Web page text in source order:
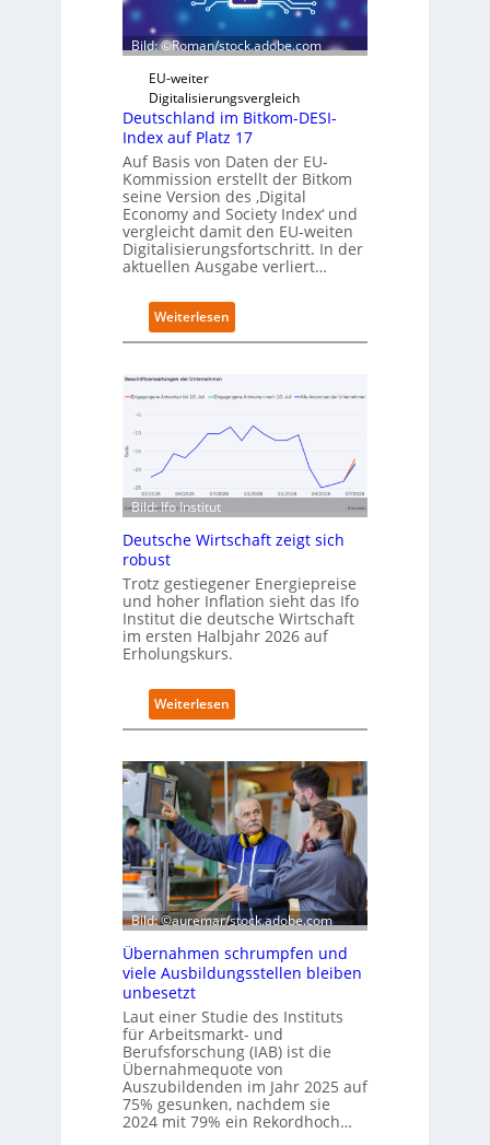
e
r
z
i
t
s
e
r
ö
f
f
n
e
n
e
u
C
a
m
s
Bild: ©Roman/stock.adobe.com
EU-weiter
Digitalisierungsvergleich
Deutschland im Bitkom-DESI-
Index auf Platz 17
Auf Basis von Daten der EU-
Kommission erstellt der Bitkom
seine Version des ‚Digital
Economy and Society Index‘ und
vergleicht damit den EU-weiten
Digitalisierungsfortschritt. In der
aktuellen Ausgabe verliert…
Weiterlesen:
D
t
c
a
i
B
i
t
k
m
-
D
S
I
-
I
n
d
e
x
a
f
P
a
t
z
1
Bild: Ifo Institut
Deutsche Wirtschaft zeigt sich
robust
Trotz gestiegener Energiepreise
und hoher Inflation sieht das Ifo
Institut die deutsche Wirtschaft
im ersten Halbjahr 2026 auf
Erholungskurs.
Weiterlesen:
D
u
t
s
c
h
e
W
i
r
s
c
a
f
t
z
e
i
Bild: ©auremar/stock.adobe.com
Übernahmen schrumpfen und
viele Ausbildungsstellen bleiben
unbesetzt
Laut einer Studie des Instituts
für Arbeitsmarkt- und
Berufsforschung (IAB) ist die
Übernahmequote von
Auszubildenden im Jahr 2025 auf
75% gesunken, nachdem sie
2024 mit 79% ein Rekordhoch…